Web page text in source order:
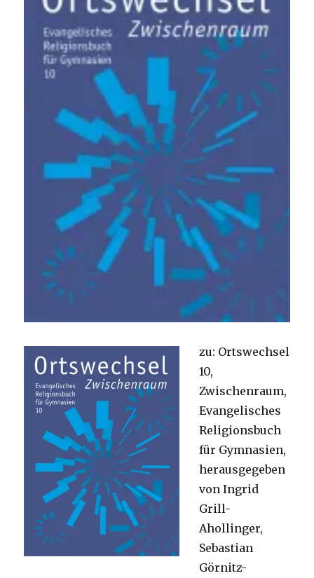
zu: Ortswechsel
10,
Zwischenraum,
Evangelisches
Religionsbuch
für Gymnasien,
herausgegeben
von Ingrid
Grill-
Ahollinger,
Sebastian
Görnitz-